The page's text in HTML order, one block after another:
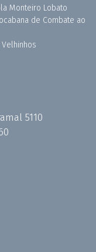
Monteiro Lobato
de Combate ao
5110